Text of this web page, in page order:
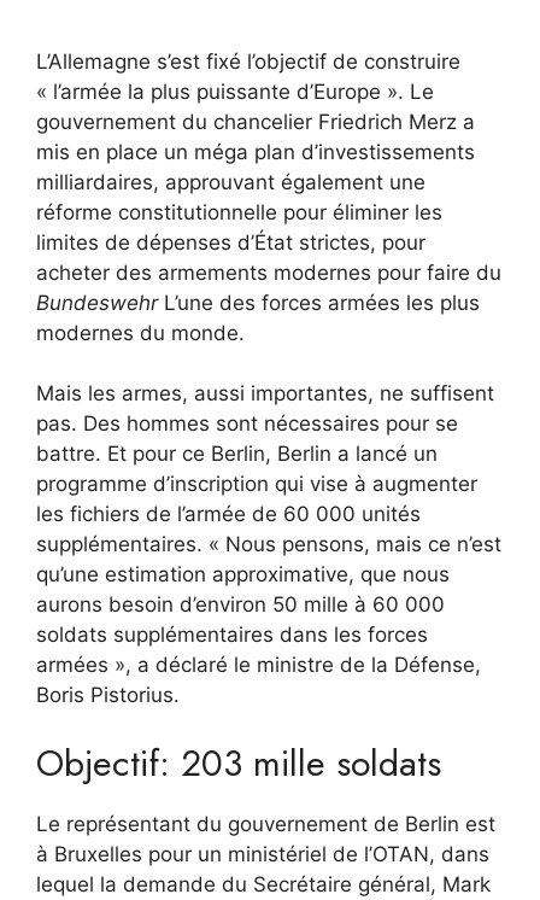
L’Allemagne s’est fixé l’objectif de construire
« l’armée la plus puissante d’Europe ». Le
gouvernement du chancelier Friedrich Merz a
mis en place un méga plan d’investissements
milliardaires, approuvant également une
réforme constitutionnelle pour éliminer les
limites de dépenses d’État strictes, pour
acheter des armements modernes pour faire du
BundeswehrL’une des forces armées les plus
modernes du monde.
Mais les armes, aussi importantes, ne suffisent
pas. Des hommes sont nécessaires pour se
battre. Et pour ce Berlin, Berlin a lancé un
programme d’inscription qui vise à augmenter
les fichiers de l’armée de 60 000 unités
supplémentaires. « Nous pensons, mais ce n’est
qu’une estimation approximative, que nous
aurons besoin d’environ 50 mille à 60 000
soldats supplémentaires dans les forces
armées », a déclaré le ministre de la Défense,
Boris Pistorius.
Objectif: 203 mille soldats
Le représentant du gouvernement de Berlin est
à Bruxelles pour un ministériel de l’OTAN, dans
lequel la demande du Secrétaire général, Mark